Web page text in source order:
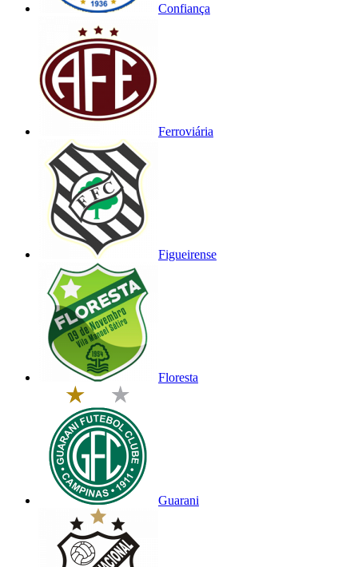
Confiança
Ferroviária
Figueirense
Floresta
Guarani